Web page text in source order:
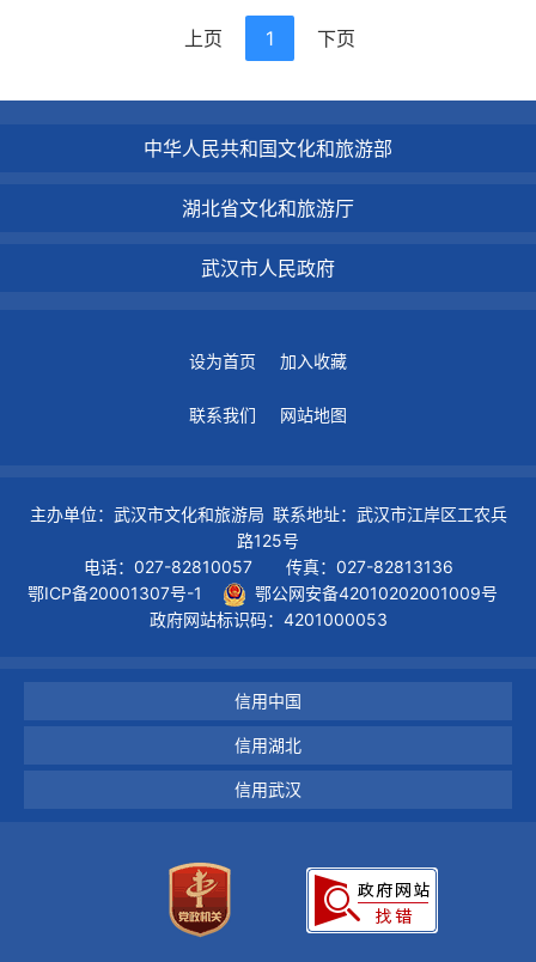
上页 1 下页
中华人民共和国文化和旅游部
湖北省文化和旅游厅
武汉市人民政府
设为首页 加入收藏
联系我们 网站地图
主办单位：武汉市文化和旅游局 联系地址：武汉市江岸区工农兵
路125号
电话：027-82810057 传真：027-82813136
鄂ICP备20001307号-1
鄂公网安备42010202001009号
政府网站标识码：4201000053
信用中国
信用湖北
信用武汉